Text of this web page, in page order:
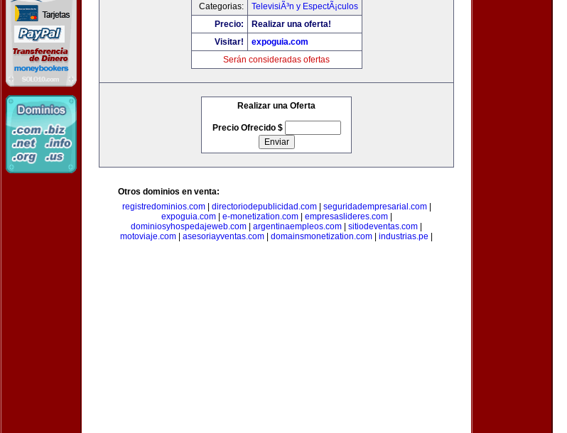
Categorias:
TelevisiÃ³n y EspectÃ¡culos
Precio:
Realizar una oferta!
Visitar!
expoguia.com
Serán consideradas ofertas
Realizar una Oferta
Precio Ofrecido $
Otros dominios en venta:
registredominios.com| directoriodepublicidad.com| seguridadempresarial.com|
expoguia.com| e-monetization.com| empresaslideres.com|
dominiosyhospedajeweb.com
argentinaempleos.com sitiodeventas.com
motoviaje.com
asesoriayventas.com domainsmonetization.com industrias.pe